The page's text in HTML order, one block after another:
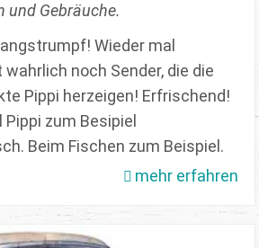
und Gebräuche.
Wieder mal
noch Sender, die die
Pippi herzeigen! Erfrischend!
zum Besipiel
Beim Fischen zum Beispiel.
mehr erfahren